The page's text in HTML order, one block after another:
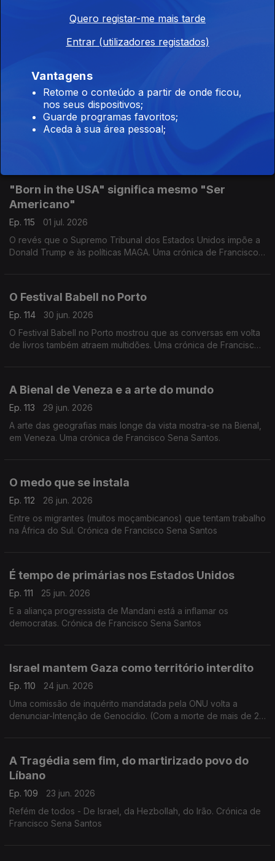
Explode a revolta entre a população venezuelana que culpa a
má coordenação do socorro. Uma crónica de Francisco Sena
Os ultraconservadores que desafiaram o Papa
na Suiça
Ep. 116
02 jul. 2026
O cisma foi reaberto pelos ultratradicionalistas no seio da
"Born in the USA" significa mesmo "Ser
Americano"
Ep. 115
01 jul. 2026
O revés que o Supremo Tribunal dos Estados Unidos impõe a
Donald Trump e às políticas MAGA. Uma crónica de Francisco
O Festival Babell no Porto
Ep. 114
30 jun. 2026
O Festival Babell no Porto mostrou que as conversas em volta
de livros também atraem multidões. Uma crónica de Francisco
A Bienal de Veneza e a arte do mundo
Ep. 113
29 jun. 2026
A arte das geografias mais longe da vista mostra-se na Bienal,
em Veneza. Uma crónica de Francisco Sena Santos.
O medo que se instala
Ep. 112
26 jun. 2026
Entre os migrantes (muitos moçambicanos) que tentam trabalho
na África do Sul. Crónica de Francisco Sena Santos
É tempo de primárias nos Estados Unidos
Ep. 111
25 jun. 2026
E a aliança progressista de Mandani está a inflamar os
democratas. Crónica de Francisco Sena Santos
Israel mantem Gaza como território interdito
Ep. 110
24 jun. 2026
Uma comissão de inquérito mandatada pela ONU volta a
denunciar-Intenção de Genocídio. (Com a morte de mais de 20
A Tragédia sem fim, do martirizado povo do
Líbano
Ep. 109
23 jun. 2026
Refém de todos - De Israel, da Hezbollah, do Irão. Crónica de
Francisco Sena Santos
Quero registar-me mais tarde
Entrar (utilizadores registados)
Vantagens
Retome o conteúdo a partir de onde ficou,
nos seus dispositivos;
Guarde programas favoritos;
Aceda à sua área pessoal;